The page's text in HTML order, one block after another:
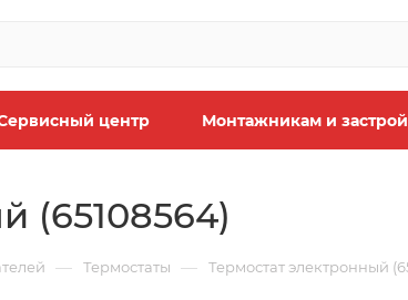
центр Монтажникам и
(65108564)
— Термостаты — Термостат электронный